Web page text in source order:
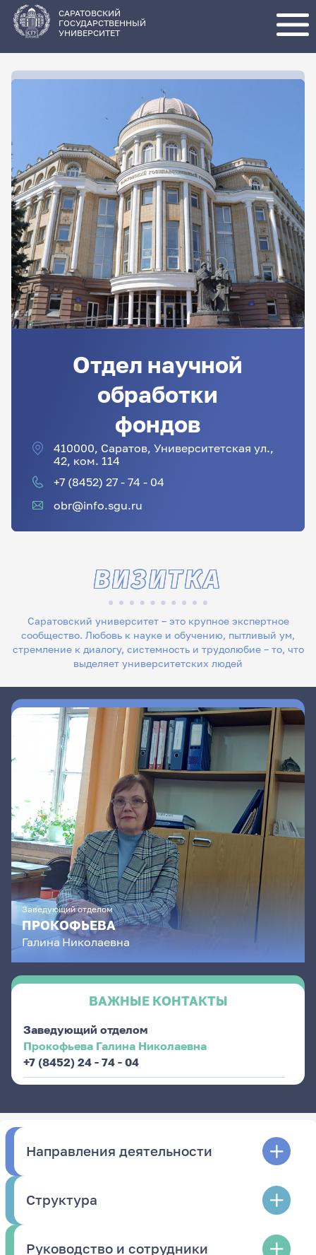
основному
содержанию
САРАТОВСКИЙ
ГОСУДАРСТВЕННЫЙ
УНИВЕРСИТЕТ
Отдел научной
обработки
фондов
410000, Саратов, Университетская ул.,
42, ком. 114
+7 (8452) 27 - 74 - 04
obr@info.sgu.ru
Саратовский университет – это крупное экспертное
сообщество. Любовь к науке и обучению, пытливый ум,
стремление к диалогу, системность и трудолюбие – то, что
выделяет университетских людей
ВИЗИТКА
Заведующий отделом
ПРОКОФЬЕВА
Галина Николаевна
ВАЖНЫЕ КОНТАКТЫ
Заведующий отделом
Прокофьева Галина Николаевна
+7 (8452) 24 - 74 - 04
Направления деятельности
Структура
Руководство и сотрудники